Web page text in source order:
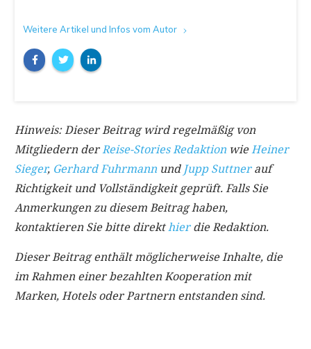
Weitere Artikel und Infos vom Autor
Hinweis: Dieser Beitrag wird regelmäßig von
Mitgliedern derReise-Stories Redaktion wieHeiner
Sieger, Gerhard Fuhrmann und Jupp Suttnerauf
Richtigkeit und Vollständigkeit geprüft. Falls Sie
Anmerkungen zu diesem Beitrag haben,
kontaktieren Sie bitte direkthierdie Redaktion.
Dieser Beitrag enthält möglicherweise Inhalte, die
im Rahmen einer bezahlten Kooperation mit
Marken, Hotels oder Partnern entstanden sind.